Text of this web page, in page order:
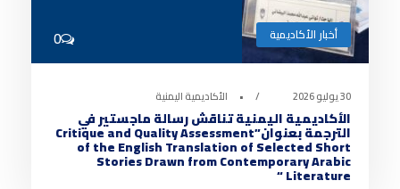
أخبار الأكاديمية 0
30 يوليو 2026 • الأكاديمية اليمنية
الأكاديمية اليمنية تناقش رسالة ماجستير في
الترجمة بعنوان”Critique and Quality Assessment
of the English Translation of Selected Short
Stories Drawn from Contemporary Arabic
Literature “